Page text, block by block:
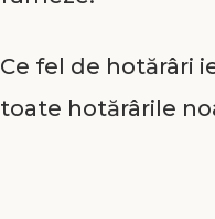
Ce fel de hotărâri
toate hotărârile